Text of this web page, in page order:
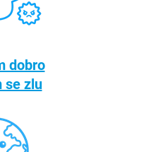
dobro
se zlu